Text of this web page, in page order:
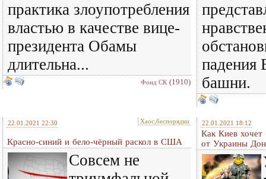
практика злоупотребления
властью в качестве вице-
президента Обамы
длительна...
Фонд СК (1910)
падения
башни.
22.01.2021 22:30 Хаос,беспорядки
Красно-синий и бело-чёрный раскол в США
Совсем не
22.01.2021 18:12
Как Киев хочет
от Украины